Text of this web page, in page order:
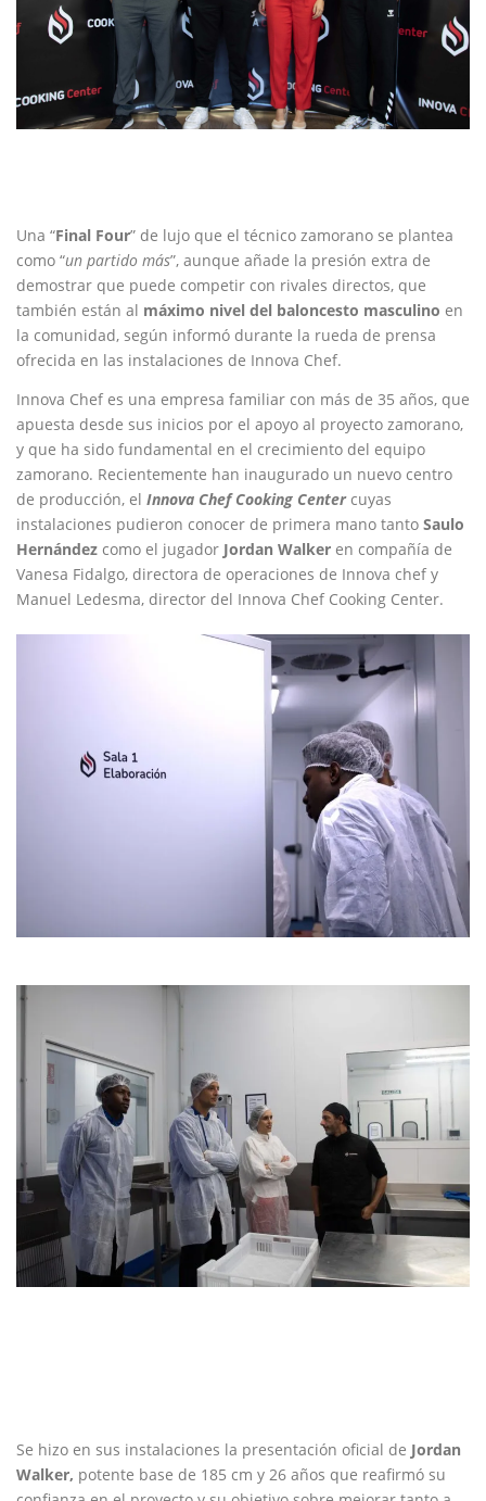
Una “Final Four” de lujo que el técnico zamorano se plantea
como “un partido más”, aunque añade la presión extra de
demostrar que puede competir con rivales directos, que
también están al máximo nivel del baloncesto masculino en
la comunidad, según informó durante la rueda de prensa
ofrecida en las instalaciones de Innova Chef.
Innova Chef es una empresa familiar con más de 35 años, que
apuesta desde sus inicios por el apoyo al proyecto zamorano,
y que ha sido fundamental en el crecimiento del equipo
zamorano. Recientemente han inaugurado un nuevo centro
de producción, el Innova Chef Cooking Center cuyas
instalaciones pudieron conocer de primera mano tanto Saulo
Hernández como el jugador Jordan Walker en compañía de
Vanesa Fidalgo, directora de operaciones de Innova chef y
Manuel Ledesma, director del Innova Chef Cooking Center.
Se hizo en sus instalaciones la presentación oficial de Jordan
Walker, potente base de 185 cm y 26 años que reafirmó su